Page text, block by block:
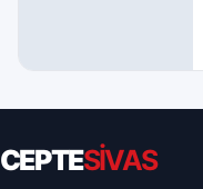
CEPTESİVAS